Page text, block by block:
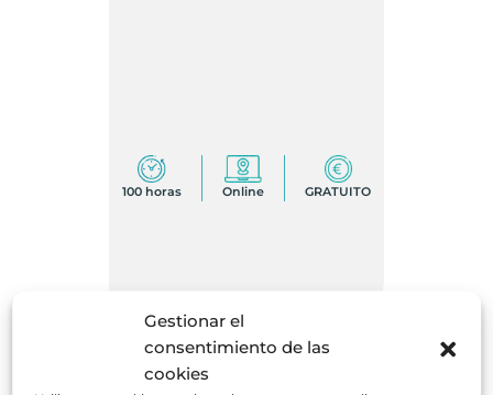
Gestionar el
consentimiento de las
cookies
100 horas Online GRATUITO
COMPROBAR DISPONIBILIDAD